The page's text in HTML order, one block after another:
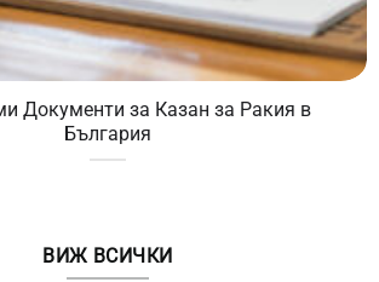
Документи за Казан за Ракия в
България
ВИЖ ВСИЧКИ